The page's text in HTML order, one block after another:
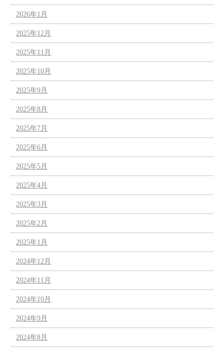
2026年1月
2025年12月
2025年11月
2025年10月
2025年9月
2025年8月
2025年7月
2025年6月
2025年5月
2025年4月
2025年3月
2025年2月
2025年1月
2024年12月
2024年11月
2024年10月
2024年9月
2024年8月